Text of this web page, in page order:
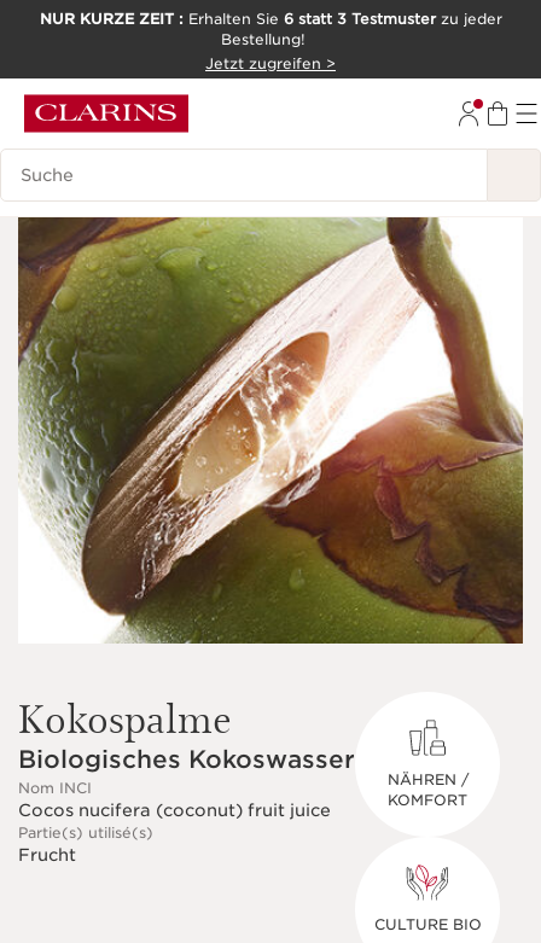
NUR KURZE ZEIT : Erhalten Sie 6 statt 3 Testmusterzu jeder
Bestellung!
Jetzt zugreifen >
Legende suchen
Kokospalme
Biologisches Kokoswasser
Nom INCI
Cocos nucifera (coconut) fruit juice
Partie(s) utilisé(s)
Frucht
NÄHREN /
KOMFORT
CULTURE BIO